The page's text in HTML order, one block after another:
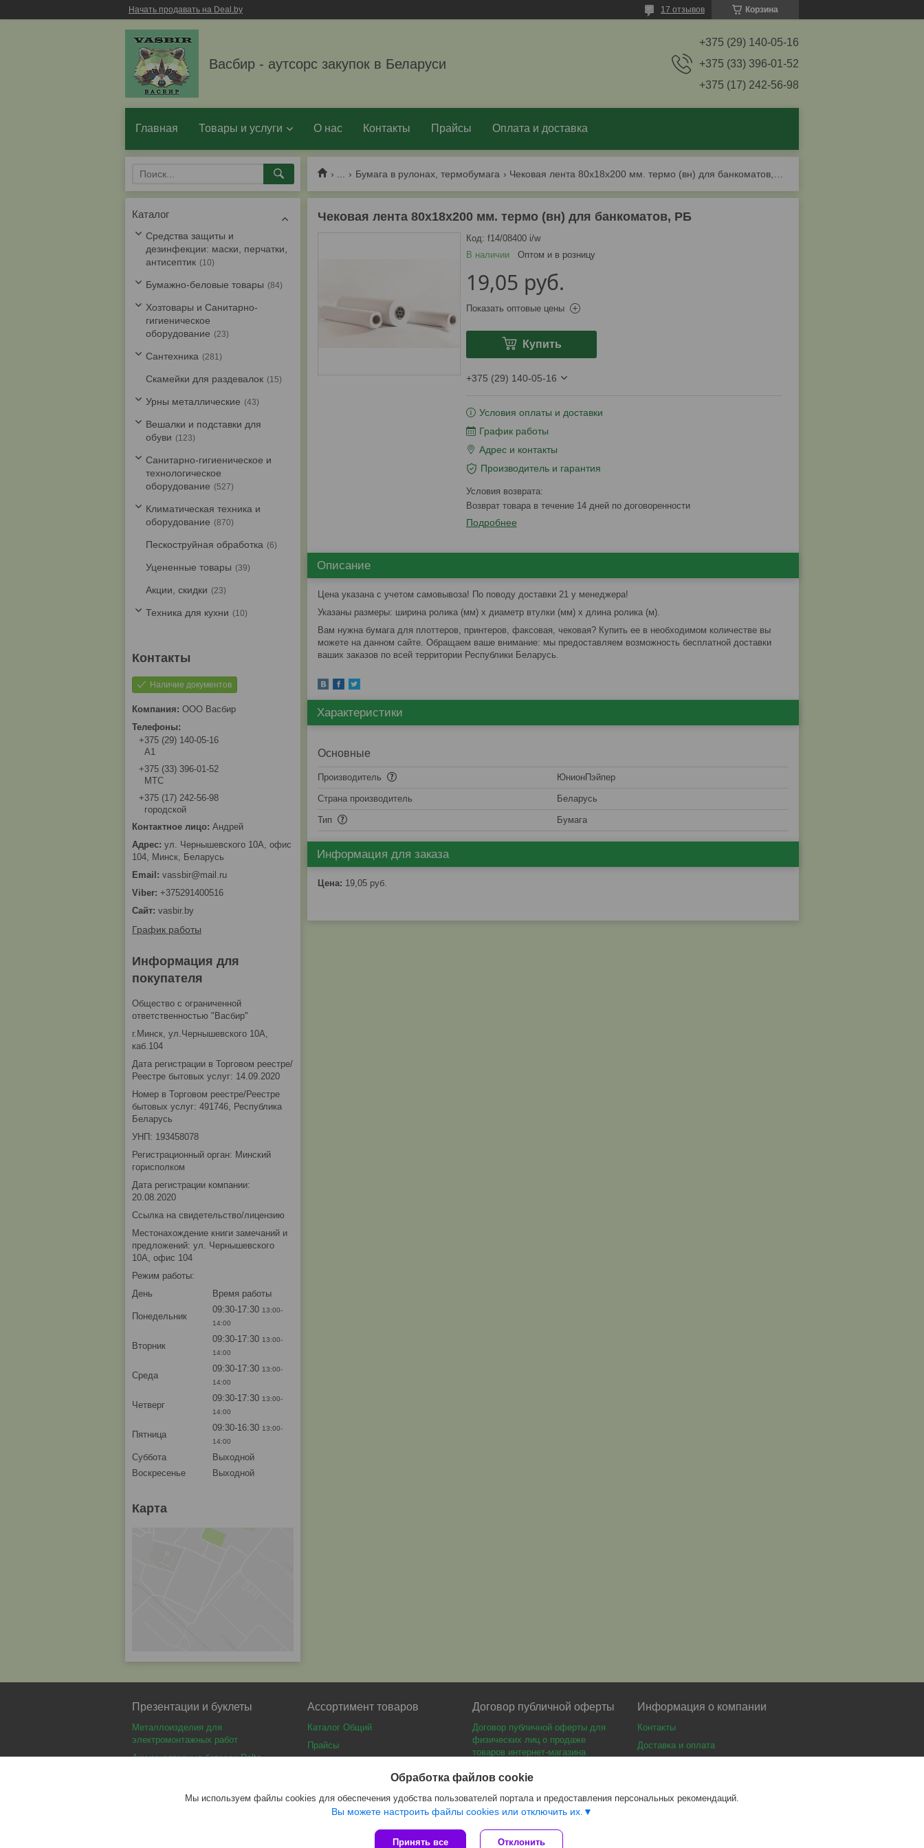
Начать продавать на Deal.by Корзина
17 отзывов
Васбир - аутсорс закупок в Беларуси
+375 (29) 140-05-16
+375 (33) 396-01-52
+375 (17) 242-56-98
Главная Товары и услуги О нас Контакты Прайсы Оплата и доставка
Бумага в рулонах, термобумага
Чековая лента 80х18х200 мм. термо (вн) для банкоматов, РБ
В наличии Оптом и в розницу
Код: f14/08400 i/w
19,05 руб.
Показать оптовые цены
Купить
+375 (29) 140-05-16
Условия оплаты и доставки
График работы
Адрес и контакты
Производитель и гарантия
возврат товара в течение 14 дней по договоренности
Подробнее
Описание
Цена указана с учетом самовывоза! По поводу доставки 21 у менеджера!
Указаны размеры: ширина ролика (мм) х диаметр втулки (мм) х длина ролика (м).
Вам нужна бумага для плоттеров, принтеров, факсовая, чековая? Купить ее в необходимом количестве вы
можете на данном сайте. Обращаем ваше внимание: мы предоставляем возможность бесплатной доставки
ваших заказов по всей территории Республики Беларусь.
Характеристики
Основные
Производитель ЮнионПэйпер
Страна производитель Беларусь
Тип Бумага
Информация для заказа
Цена: 19,05 руб.
Каталог
Средства защиты и
дезинфекции: маски, перчатки,
антисептик
10
Бумажно-беловые товары 84
Хозтовары и Санитарно-
гигиеническое
оборудование
23
Cантехника 281
Скамейки для раздевалок 15
Урны металлические 43
Вешалки и подставки для
обуви
123
Санитарно-гигиеническое и
технологическое
оборудование
527
Климатическая техника и
оборудование
870
Пескоструйная обработка 6
Уцененные товары 39
Акции, скидки 23
Техника для кухни 10
Наличие документов
ООО Васбир
+375 (29) 140-05-16
A1
+375 (33) 396-01-52
МТС
+375 (17) 242-56-98
городской
Андрей
ул. Чернышевского 10А, офис
104, Минск, Беларусь
vassbir@mail.ru
+375291400516
vasbir.by
График работы
Информация для
покупателя
Общество с ограниченной
ответственностью "Васбир"
г.Минск, ул.Чернышевского 10А,
каб.104
Дата регистрации в Торговом реестре/
Реестре бытовых услуг: 14.09.2020
Номер в Торговом реестре/Реестре
бытовых услуг: 491746, Республика
Беларусь
УНП: 193458078
Регистрационный орган: Минский
горисполком
Дата регистрации компании:
20.08.2020
Ссылка на свидетельство/лицензию
Местонахождение книги замечаний и
предложений: ул. Чернышевского
10А, офис 104
Режим работы:
День
Время работы
Понедельник
09:30-17:30 13:00-
14:00
Вторник
09:30-17:30 13:00-
14:00
Среда
09:30-17:30 13:00-
14:00
Четверг
09:30-17:30 13:00-
14:00
Пятница
09:30-16:30 13:00-
14:00
Суббота
Выходной
Воскресенье
Выходной
Карта
Презентации и буклеты
Металлоизделия для
электромонтажных работ
Аккумуляторные батареи Delta
Аккумуляторные батареи Security
Ассортимент товаров
Каталог Общий
Прайсы
Договор публичной оферты
Договор публичной оферты для
физических лиц о продаже
товаров интернет-магазина
Информация о компании
Контакты
Доставка и оплата
Сайт создан на платформе Deal.by
Обработка файлов cookie
Мы используем файлы cookies для обеспечения удобства пользователей портала и предоставления персональных рекомендаций.
Вы можете настроить файлы cookies или отключить их.
Принять все Отклонить